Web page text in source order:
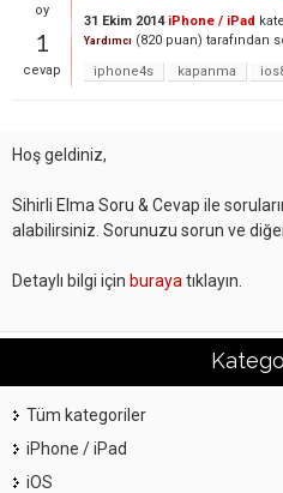
oy
1
cevap
31 Ekim 2014 iPhone / iPad
Yardımcı (820 puan) tarafından
iphone4s
kapanma
Hoş geldiniz,
Sihirli Elma Soru & Cevap ile
alabilirsiniz. Sorunuzu sorun ve
Detaylı bilgi için buraya tıklayın.
Tüm kategoriler
iPhone / iPad
iOS